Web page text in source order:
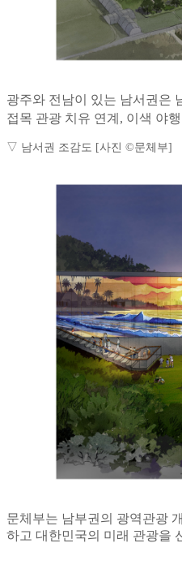
광주와 전남이 있는 남서권은
접목 관광 치유 연계, 이색 야
▽ 남서권 조감도 [사진 ©문체부]
문체부는 남부권의 광역관광
하고 대한민국의 미래 관광을